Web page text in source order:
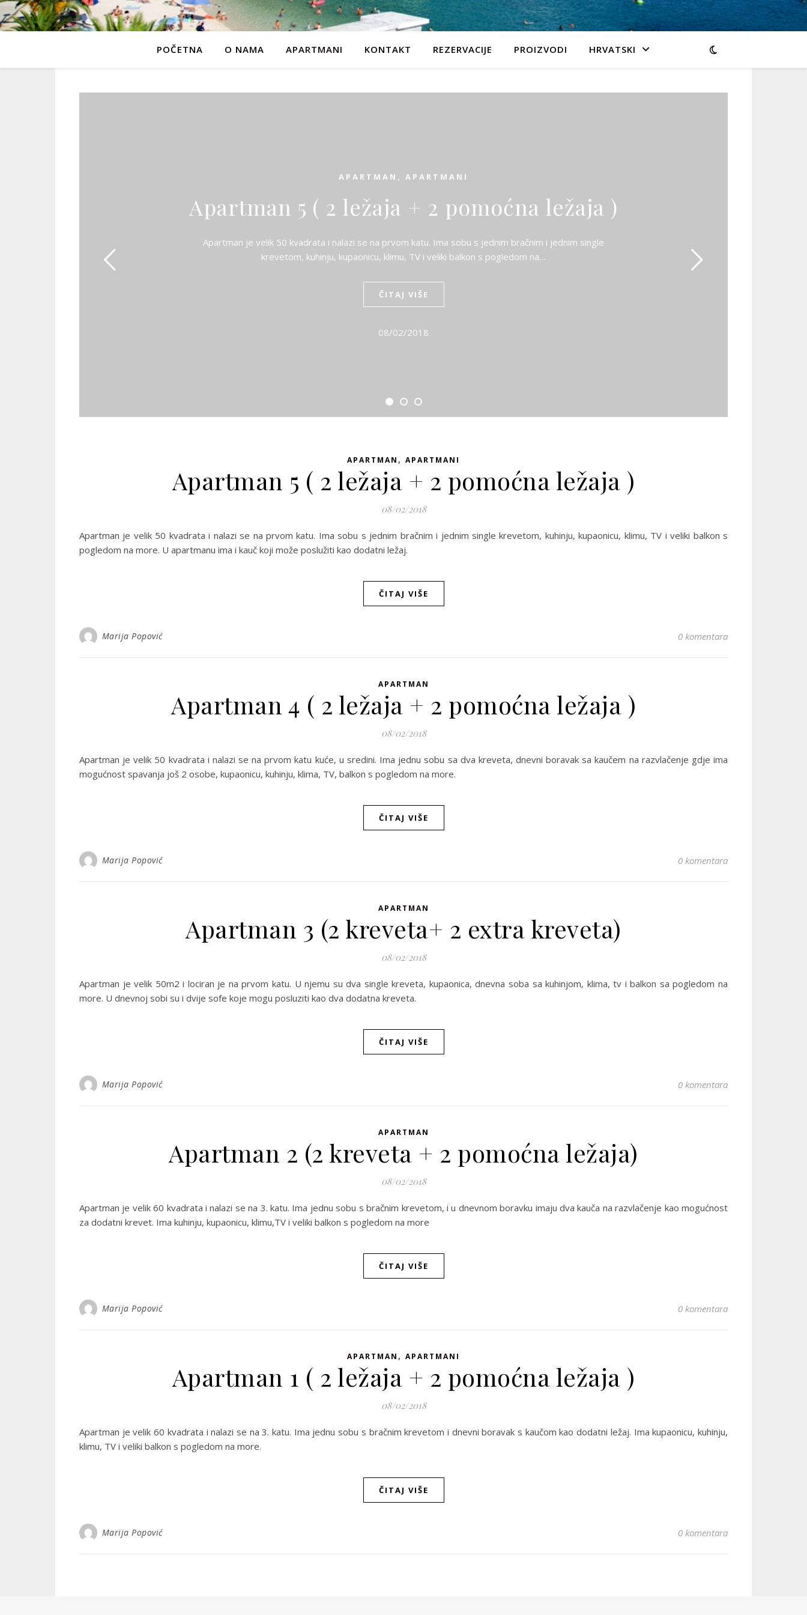
POČETNA O NAMA APARTMANI KONTAKT REZERVACIJE PROIZVODI HRVATSKI
APARTMAN , APARTMANI
Apartman 5 ( 2 ležaja + 2 pomoćna ležaja )
Apartman je velik 50 kvadrata i nalazi se na prvom katu. Ima sobu s jednim bračnim i jednim single
krevetom, kuhinju, kupaonicu, klimu, TV i veliki balkon s pogledom na…
ČITAJ VIŠE
08/02/2018
APARTMAN , APARTMANI
Apartman 5 ( 2 ležaja + 2 pomoćna ležaja )
08/02/2018
Apartman je velik 50 kvadrata i nalazi se na prvom katu. Ima sobu s jednim bračnim i jednim single krevetom, kuhinju, kupaonicu, klimu, TV i veliki balkon s
pogledom na more. U apartmanu ima i kauč koji može poslužiti kao dodatni ležaj.
ČITAJ VIŠE
Marija Popović 0 komentara
APARTMAN
Apartman 4 ( 2 ležaja + 2 pomoćna ležaja )
08/02/2018
Apartman je velik 50 kvadrata i nalazi se na prvom katu kuće, u sredini. Ima jednu sobu sa dva kreveta, dnevni boravak sa kaučem na razvlačenje gdje ima
mogućnost spavanja još 2 osobe, kupaonicu, kuhinju, klima, TV, balkon s pogledom na more.
ČITAJ VIŠE
Marija Popović 0 komentara
APARTMAN
Apartman 3 (2 kreveta+ 2 extra kreveta)
08/02/2018
Apartman je velik 50m2 i lociran je na prvom katu. U njemu su dva single kreveta, kupaonica, dnevna soba sa kuhinjom, klima, tv i balkon sa pogledom na
more. U dnevnoj sobi su i dvije sofe koje mogu posluziti kao dva dodatna kreveta.
ČITAJ VIŠE
Marija Popović 0 komentara
APARTMAN
Apartman 2 (2 kreveta + 2 pomoćna ležaja)
08/02/2018
Apartman je velik 60 kvadrata i nalazi se na 3. katu. Ima jednu sobu s bračnim krevetom, i u dnevnom boravku imaju dva kauča na razvlačenje kao mogućnost
za dodatni krevet. Ima kuhinju, kupaonicu, klimu,TV i veliki balkon s pogledom na more
ČITAJ VIŠE
Marija Popović 0 komentara
APARTMAN , APARTMANI
Apartman 1 ( 2 ležaja + 2 pomoćna ležaja )
08/02/2018
Apartman je velik 60 kvadrata i nalazi se na 3. katu. Ima jednu sobu s bračnim krevetom i dnevni boravak s kaučom kao dodatni ležaj. Ima kupaonicu, kuhinju,
klimu, TV i veliki balkon s pogledom na more.
ČITAJ VIŠE
Marija Popović 0 komentara